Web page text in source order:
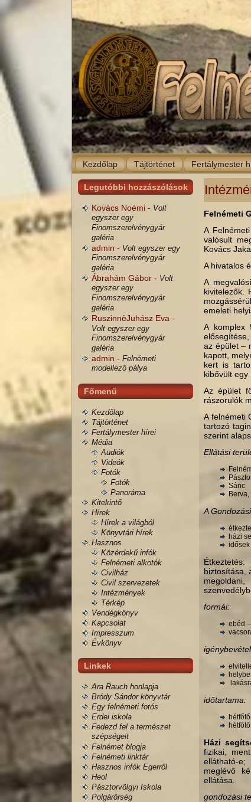
Kezdőlap Tájtörténet Fertálymester
Legutóbbi hozzászólások
Kovács Noémi - Volt
egyszer egy
Finomszerelvénygyár
galéria
admin - Volt egyszer egy
Finomszerelvénygyár
galéria
Ábrahám Gábor - Volt
egyszer egy
Finomszerelvénygyár
galéria
RuszinnèJuhász Eva -
Volt egyszer egy
Finomszerelvénygyár
galéria
admin - Felnémeti
modellező pálya
Főmenü
Kezdőlap
Tájtörténet
Fertálymester hírei
Média
Audiók
Videók
Fotók
Fotók
Panoráma
Kitekintő
Hírek
Hírek a világból
Könyvtári hírek
Hasznos
Közérdekű infók
Felnémeti alkotók
Civilház
Civil szervezetek
Intézmények
Térkép
Vendégkönyv
Kapcsolat
Impresszum
Évkönyv
Linkek
Ara Rauch honlapja
Bródy Sándor könyvtár
Egy felnémeti fotós
Erdei iskola
Fedezd fel a természet
szépségeit
Felnémet blogja
Felnémeti linktár
Hasznos infók Egerről
Heol
Pásztorvölgyi Iskola
Polgárőrség
Felnémeti
A
valósult
Kovács
A hivatalos
A
kivitelezők.
emeleti
A komplex
az épület –
kapott,
kert is
kibővült egy
Az épület
rászorulók
A felnémeti
tartozó
szerint
Ellátási
Sánc
A
házi
biztosítása,
formái:
ebéd
időtartama:
Házi
fizikai,
ellátható-e;
meglévő
ellátása.
gondozási